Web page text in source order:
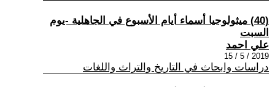
(40) ميثولوجيا أسماء أيام الأسبوع في الجاهلية -يوم
السبت
علي احمد
2019 / 5 / 15
دراسات وابحاث في التاريخ والتراث واللغات